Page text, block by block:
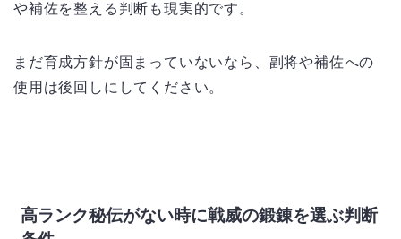
や補佐を整える判断も現実的です。
まだ育成方針が固まっていないなら、副将や補佐への
使用は後回しにしてください。
高ランク秘伝がない時に戦威の鍛錬を選ぶ判断